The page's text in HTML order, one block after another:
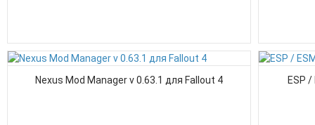
Nexus Mod Manager v 0.63.1 для Fallout 4 ESP